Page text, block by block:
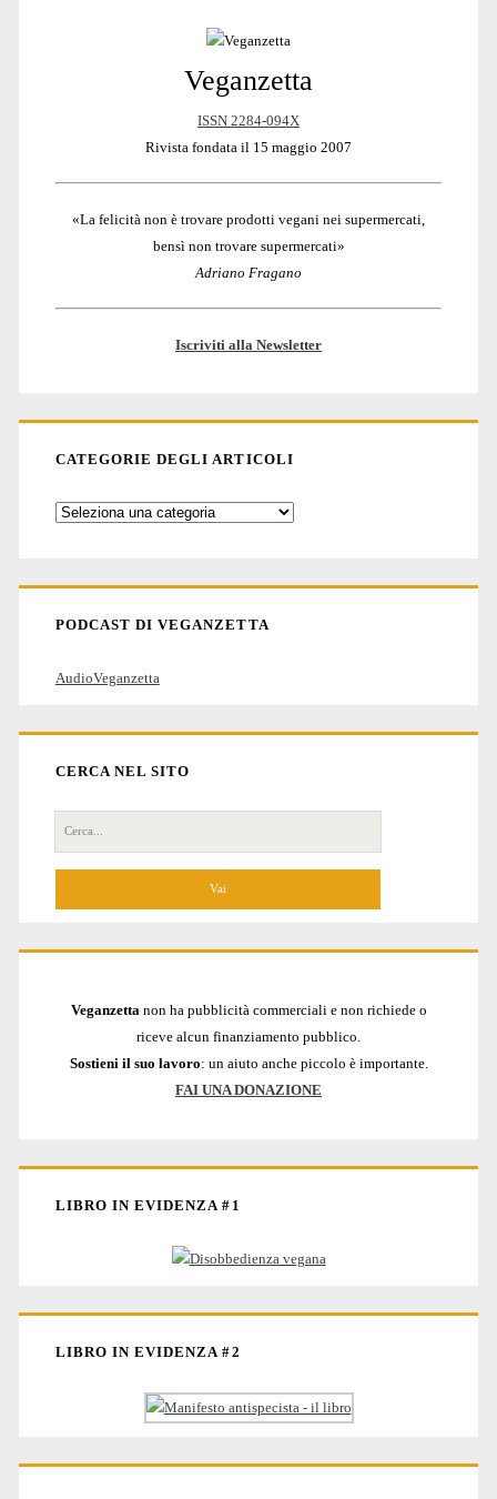
Veganzetta
ISSN 2284-094X
Rivista fondata il 15 maggio 2007
«La felicità non è trovare prodotti vegani nei supermercati,
bensì non trovare supermercati»
Adriano Fragano
Iscriviti alla Newsletter
CATEGORIE DEGLI ARTICOLI
Categorie
PODCAST DI VEGANZETTA
AudioVeganzetta
CERCA NEL SITO
Cerca
per:
Veganzetta non ha pubblicità commerciali e non richiede o
riceve alcun finanziamento pubblico.
Sostieni il suo lavoro: un aiuto anche piccolo è importante.
FAI UNA DONAZIONE
LIBRO IN EVIDENZA #1
LIBRO IN EVIDENZA #2